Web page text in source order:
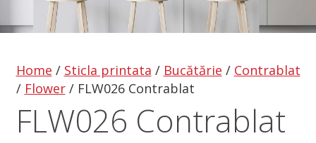
Home / Sticla printata / Bucătărie / Contrablat
/ Flower/ FLW026 Contrablat
FLW026 Contrablat